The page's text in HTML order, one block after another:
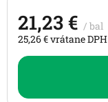
21,23 € / bal
25,26 € vrátane DPH
Jednotková